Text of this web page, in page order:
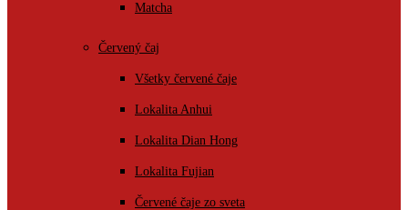
Matcha
Červený čaj
Všetky červené čaje
Lokalita Anhui
Lokalita Dian Hong
Lokalita Fujian
Červené čaje zo sveta